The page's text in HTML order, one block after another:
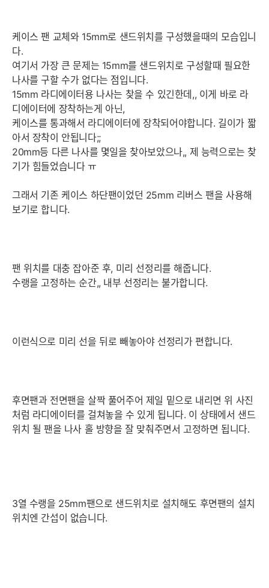
케이스 팬 교체와 15mm로 샌드위치를 구성했을때의 모습입니
다.
여기서 가장 큰 문제는 15mm를 샌드위치로 구성할때 필요한
나사를 구할 수가 없다는 점입니다.
15mm 라디에이터용 나사는 찾을 수 있긴한데,, 이게 바로 라
디에이터에 장착하는게 아닌,
케이스를 통과해서 라디에이터에 장착되어야합니다. 길이가 짧
아서 장착이 안됩니다;;
20mm등 다른 나사를 몇일을 찾아보았으나,, 제 능력으로는 찾
기가 힘들었습니다 ㅠ
그래서 기존 케이스 하단팬이었던 25mm 리버스 팬을 사용해
보기로 합니다.
팬 위치를 대충 잡아준 후, 미리 선정리를 해줍니다.
수랭을 고정하는 순간,, 내부 선정리는 불가합니다.
이런식으로 미리 선을 뒤로 빼놓아야 선정리가 편합니다.
후면팬과 전면팬을 살짝 풀어주어 제일 밑으로 내리면 위 사진
처럼 라디에이터를 걸쳐놓을 수 있게 됩니다. 이 상태에서 샌드
위치 될 팬을 나사 홀 방향을 잘 맞춰주면서 고정하면 됩니다.
3열 수랭을 25mm팬으로 샌드위치로 설치해도 후면팬의 설치
위치엔 간섭이 없습니다.